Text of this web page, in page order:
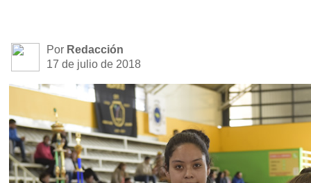
Por Redacción
17 de julio de 2018